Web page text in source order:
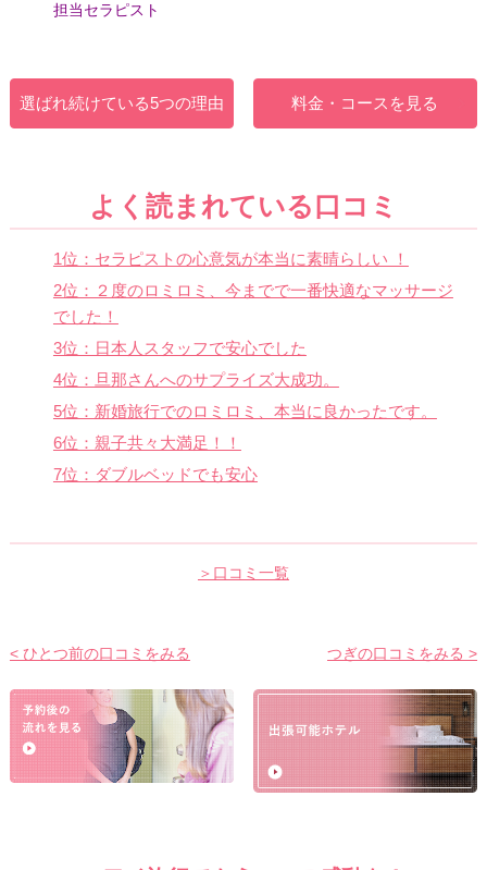
担当セラピスト
選ばれ続けている5つの理由 料金・コースを見る
よく読まれている口コミ
1位：セラピストの心意気が本当に素晴らしい ！
2位：２度のロミロミ、今までで一番快適なマッサージ
でした！
3位：日本人スタッフで安心でした
4位：旦那さんへのサプライズ大成功。
5位：新婚旅行でのロミロミ、本当に良かったです。
6位：親子共々大満足！！
7位：ダブルベッドでも安心
＞口コミ一覧
< ひとつ前の口コミをみる つぎの口コミをみる >